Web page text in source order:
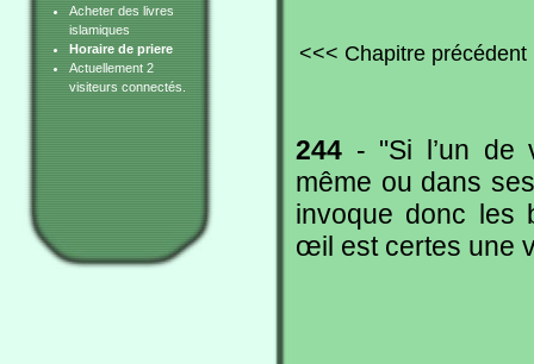
Acheter des livres
islamiques
Horaire de priere
Actuellement 2
visiteurs connectés.
<<< Chapitre précédent
244 - "Si l’un de
même ou dans
invoque donc les
œil est certes une